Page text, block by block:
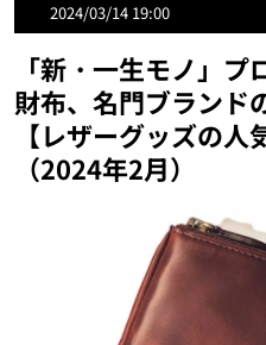
2024/03/14 19:00
「新・一生モノ」
財布、名門ブランド
【レザーグッズの人
（2024年2月）